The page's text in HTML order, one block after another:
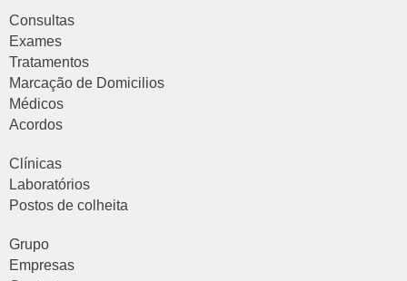
Consultas
Exames
Tratamentos
Marcação de Domicilios
Médicos
Acordos
Clínicas
Laboratórios
Postos de colheita
Grupo
Empresas